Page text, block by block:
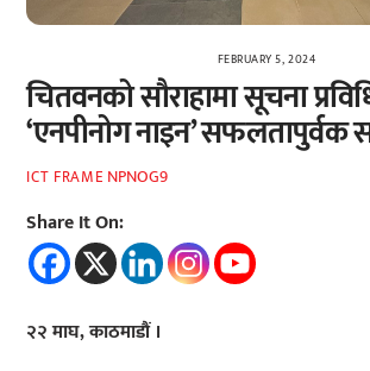
FEBRUARY 5, 2024
चितवनको सौराहामा सूचना
‘एनपीनोग नाइन’ सफलतापुर्वक
ICT FRAME NPNOG9
Share It On:
२२ माघ, काठमाडौं ।